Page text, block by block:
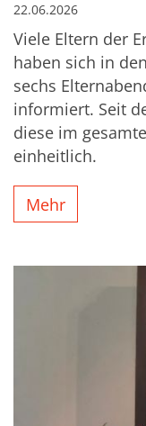
22.06.2026
Viele Eltern der
haben sich in
sechs
informiert. Seit
diese im
einheitlich.
Mehr